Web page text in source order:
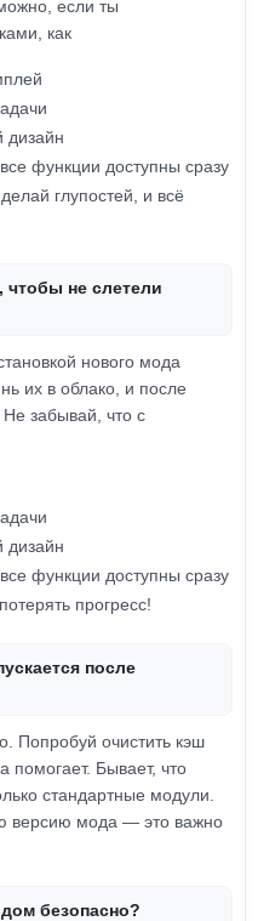
если ты
как
дизайн
функции доступны сразу
глупостей, и всё
чтобы не слетели
нового мода
их в облако, и после
забывай, что с
дизайн
функции доступны сразу
прогресс!
после
Попробуй очистить кэш
помогает. Бывает, что
стандартные модули.
версию мода — это важно
безопасно?